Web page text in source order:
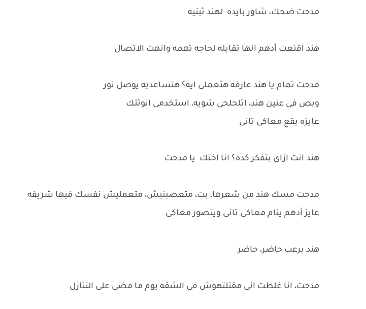
مدحت ضحك، شاور بايده لهند ثبتيه
هند اقنعت أدهم انها تقابله لحاجه تهمه وانهت الاتصال
مدحت تمام يا هند عارفه هتعملى ايه؟ هتساعديه يوصل نور
وبص فى عنين هند، اتلحلحى شويه، استخدمى انوثتك
عايزه يقع معاكى تانى
هند انت ازاى بتفكر كده؟ انا اختك يا مدحت
مدحت مسك هند من شعرها، بت، متعصبنيش، متعمليش نفسك فيها شريفه
عايز أدهم ينام معاكى تانى ويتصور معاكى
هند برعب حاضر، حاضر
مدحت، انا غلطت انى مقتلتهوش فى الشقه يوم ما مضى على التنازل